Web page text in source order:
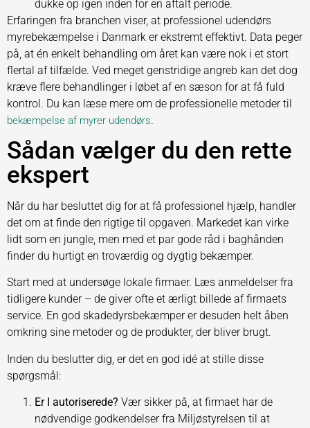
dukke op igen inden for en aftalt periode.
Erfaringen fra branchen viser, at professionel udendørs
myrebekæmpelse i Danmark er ekstremt effektivt. Data peger
på, at én enkelt behandling om året kan være nok i et stort
flertal af tilfælde. Ved meget genstridige angreb kan det dog
kræve flere behandlinger i løbet af en sæson for at få fuld
kontrol. Du kan læse mere om de professionelle metoder til
bekæmpelse af myrer udendørs.
Sådan vælger du den rette
ekspert
Når du har besluttet dig for at få professionel hjælp, handler
det om at finde den rigtige til opgaven. Markedet kan virke
lidt som en jungle, men med et par gode råd i baghånden
finder du hurtigt en troværdig og dygtig bekæmper.
Start med at undersøge lokale firmaer. Læs anmeldelser fra
tidligere kunder – de giver ofte et ærligt billede af firmaets
service. En god skadedyrsbekæmper er desuden helt åben
omkring sine metoder og de produkter, der bliver brugt.
Inden du beslutter dig, er det en god idé at stille disse
spørgsmål:
Er I autoriserede? Vær sikker på, at firmaet har de
nødvendige godkendelser fra Miljøstyrelsen til at